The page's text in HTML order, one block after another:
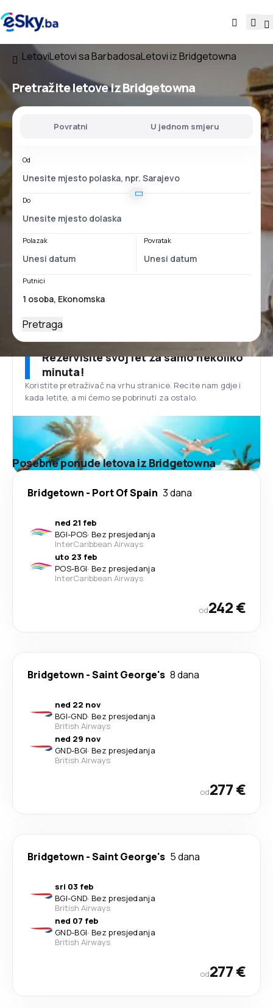
LetoviLetovi sa BarbadosaLetovi iz Bridgetowna
Pretražite letoveiz Bridgetowna
Povratni U jednom smjeru
Od
Do
Polazak Povratak
Putnici
Pretraga
Rezervišite svoj let za samo nekoliko
minuta!
Koristite pretraživač na vrhu stranice. Recite nam gdje i
kada letite, a mi ćemo se pobrinuti za ostalo.
Posebne ponude letova iz Bridgetowna
Bridgetown - Port Of Spain 3 dana
ned 21 feb
BGI-POS· Bez presjedanja
InterCaribbean Airways
uto 23 feb
POS-BGI· Bez presjedanja
InterCaribbean Airways
od242 €
Bridgetown -Saint George's 8 dana
ned 22 nov
BGI-GND· Bez presjedanja
British Airways
ned 29 nov
GND-BGI· Bez presjedanja
British Airways
od277 €
Bridgetown -Saint George's 5 dana
sri 03 feb
BGI-GND· Bez presjedanja
British Airways
ned 07 feb
GND-BGI· Bez presjedanja
British Airways
od277 €